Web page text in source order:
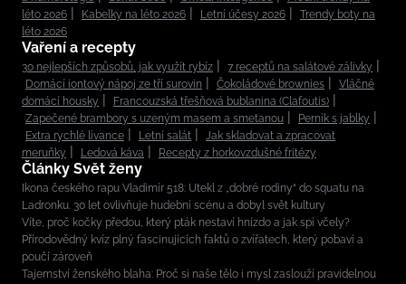
léto 2026
Kabelky na léto 2026 Letní účesy 2026
Trendy boty na
léto 2026
Vaření a recepty
30 nejlepších způsobů, jak využít rybíz
7 receptů na salátové zálivky
Domácí iontový nápoj ze tří surovin
Čokoládové brownies
Vláčné
domácí housky
Francouzská třešňová bublanina (Clafoutis)
Zapečené brambory s uzeným masem a smetanou
Perník s jablky
Extra rychlé lívance
Letní salát
Jak skladovat a zpracovat
meruňky
Ledová káva Recepty z horkovzdušné fritézy
Články Svět ženy
Ikona českého rapu Vladimír 518: Utekl z „dobré rodiny“ do squatu na
Ladronku. 30 let ovlivňuje hudební scénu a dobyl svět kultury
Víte, proč kočky předou, který pták nestaví hnízdo a jak spí včely?
Přírodovědný kvíz plný fascinujících faktů o zvířatech, který pobaví a
poučí zároveň
Tajemství ženského blaha: Proč si naše tělo i mysl zaslouží pravidelnou